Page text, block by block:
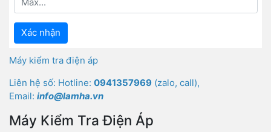
Xác nhận
Máy kiểm tra điện áp
Liên hệ số: Hotline: 0941357969 (zalo, call),
Email: info@lamha.vn
Máy Kiểm Tra Điện Áp